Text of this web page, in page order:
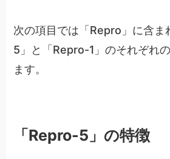
次の項目では「Repro」に含
5」と「Repro-1」のそれぞれ
ます。
「Repro-5」の特徴